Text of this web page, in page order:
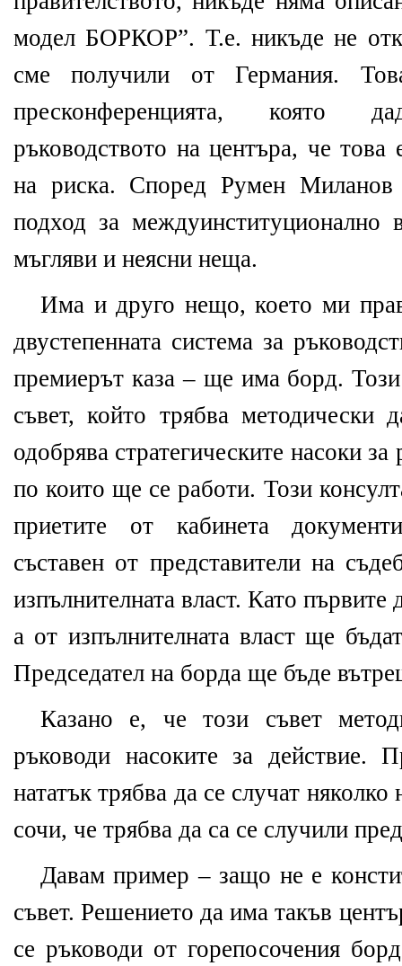
модел БОРКОР”. Т.е. никъде не
сме получили от Германия.
пресконференцията, която
ръководството на центъра, че това
на риска. Според Румен Миланов
подход за междуинституционално
мъгляви и неясни неща.
Има и друго нещо, което ми
двустепенната система за
премиерът каза – ще има борд.
съвет, който трябва методически
одобрява стратегическите насоки
по които ще се работи. Този
приетите от кабинета
съставен от представители на
изпълнителната власт. Като първите
а от изпълнителната власт ще
Председател на борда ще бъде
Казано е, че този съвет
ръководи насоките за действие.
нататък трябва да се случат
сочи, че трябва да са се случили
Давам пример – защо не е
съвет. Решението да има такъв
се ръководи от горепосочения